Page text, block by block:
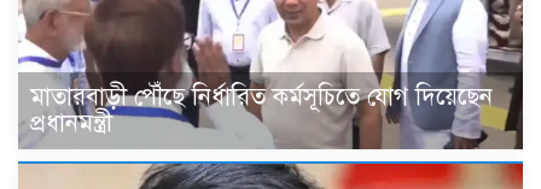
মাতারবাড়ী পৌঁছে নির্ধারিত কর্মসূচিতে যোগ দিয়েছেন
প্রধানমন্ত্রী